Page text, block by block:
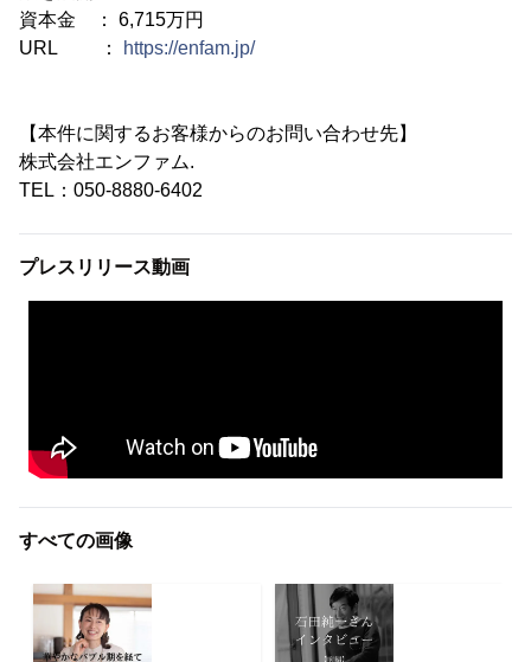
資本金 ： 6,715万円
URL ：
https://enfam.jp/
【本件に関するお客様からのお問い合わせ先】
株式会社エンファム.
TEL：050-8880-6402
プレスリリース動画
すべての画像